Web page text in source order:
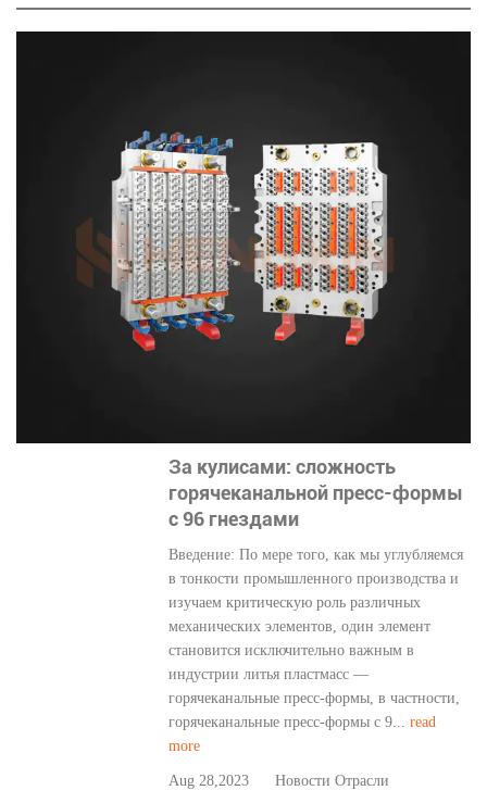
За кулисами: сложность
горячеканальной пресс-формы
с 96 гнездами
Введение: По мере того, как мы углубляемся
в тонкости промышленного производства и
изучаем критическую роль различных
механических элементов, один элемент
становится исключительно важным в
индустрии литья пластмасс —
горячеканальные пресс-формы, в частности,
горячеканальные пресс-формы с 9...read
more
Aug 28,2023 Новости Отрасли